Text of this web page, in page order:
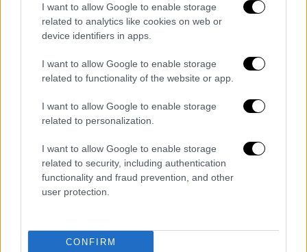
I want to allow Google to enable storage
related to analytics like cookies on web or
device identifiers in apps.
I want to allow Google to enable storage
related to functionality of the website or app.
I want to allow Google to enable storage
related to personalization.
I want to allow Google to enable storage
related to security, including authentication
functionality and fraud prevention, and other
user protection.
CONFIRM
τις μεγάλες ζέστες